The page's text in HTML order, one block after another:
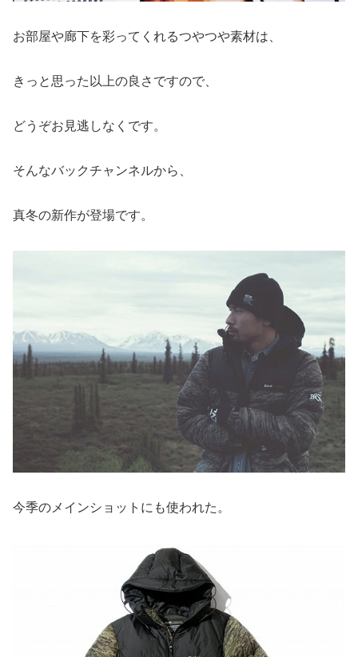
お部屋や廊下を彩ってくれるつやつや素材は、
きっと思った以上の良さですので、
どうぞお見逃しなくです。
そんなバックチャンネルから、
真冬の新作が登場です。
今季のメインショットにも使われた。